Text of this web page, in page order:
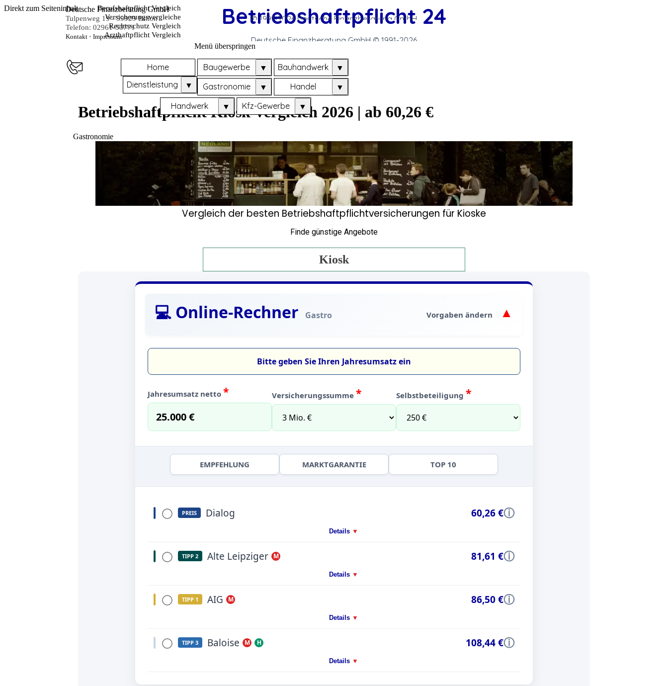
Direkt zum Seiteninhalt Betriebshaftpflicht 24
Deutsche Finanzberatung GmbH © 1991-2026
Menü überspringen
Home Baugewerbe ▼ Bauhandwerk
▼
Dienstleistung
▼ Gastronomie ▼ Handel
▼
Handwerk
▼ Kfz-Gewerbe ▼
Betriebshaftpflicht Kiosk Vergleich 2026 | ab 60,26 €
Gastronomie
Vergleich der besten Betriebshaftpflichtversicherungen für Kioske
Finde günstige Angebote
Kiosk
💻 Online-Rechner Gastro Vorgaben ändern
Bitte geben Sie Ihren Jahresumsatz ein
Jahresumsatz netto * Versicherungssumme * Selbstbeteiligung *
EMPFEHLUNG MARKTGARANTIE TOP 10
PREIS Dialog 60,26 €ⓘ
Details ▼
TIPP 2 Alte Leipziger M 81,61 €ⓘ
Details ▼
TIPP 1 AIG M 86,50 €ⓘ
Details ▼
TIPP 3 Baloise M H 108,44 €ⓘ
Details ▼
Berufshaftpflicht Vergleich
Versicherungsvergleiche
Rechtsschutz Vergleich
Arzthaftpflicht Vergleich
© 1991-2026 Deutsche Finanzberatung GmbH
Deutsche Finanzberatung GmbH
Tulpenweg 19 - 59929 Brilon
Telefon: 02961-50771
Kontakt • Impressum